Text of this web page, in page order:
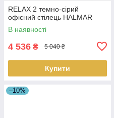
RELAX 2 темно-сірий
офісний стілець HALMAR
В наявності
4 536 ₴ 5 040 ₴
Купити
–10%